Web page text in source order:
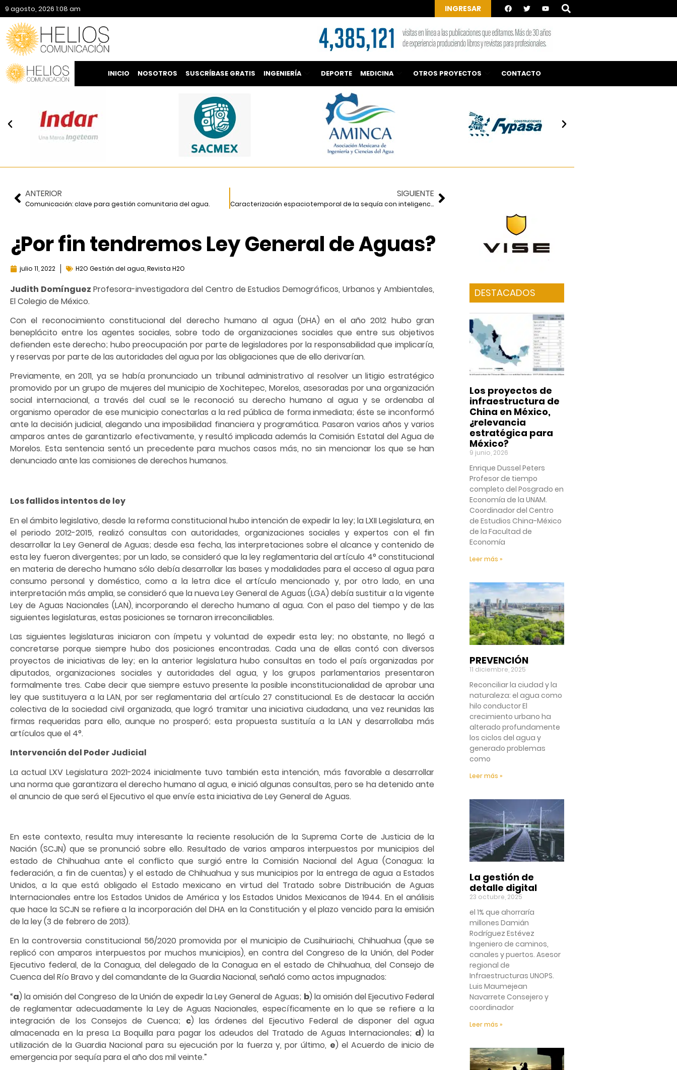
9 agosto, 2026 1:08 am INGRESAR
INICIO NOSOTROS SUSCRÍBASE GRATIS INGENIERÍA DEPORTE MEDICINA OTROS PROYECTOS CONTACTO
ANTERIOR
Comunicación: clave para gestión comunitaria del agua.
SIGUIENTE
Caracterización espaciotemporal de la sequía con inteligencia artificial.
¿Por fin tendremos Ley General de Aguas?
julio 11, 2022 H2O Gestión del agua Revista H2O
Judith Domínguez Profesora-investigadora del Centro de Estudios Demográficos, Urbanos y Ambientales,
El Colegio de México.
Con el reconocimiento constitucional del derecho humano al agua (DHA) en el año 2012 hubo gran
beneplácito entre los agentes sociales, sobre todo de organizaciones sociales que entre sus objetivos
defienden este derecho; hubo preocupación por parte de legisladores por la responsabilidad que implicaría,
y reservas por parte de las autoridades del agua por las obligaciones que de ello derivarían.
Previamente, en 2011, ya se había pronunciado un tribunal administrativo al resolver un litigio estratégico
promovido por un grupo de mujeres del municipio de Xochitepec, Morelos, asesoradas por una organización
social internacional, a través del cual se le reconoció su derecho humano al agua y se ordenaba al
organismo operador de ese municipio conectarlas a la red pública de forma inmediata; éste se inconformó
ante la decisión judicial, alegando una imposibilidad financiera y programática. Pasaron varios años y varios
amparos antes de garantizarlo efectivamente, y resultó implicada además la Comisión Estatal del Agua de
Morelos. Esta sentencia sentó un precedente para muchos casos más, no sin mencionar los que se han
denunciado ante las comisiones de derechos humanos.
Los fallidos intentos de ley
En el ámbito legislativo, desde la reforma constitucional hubo intención de expedir la ley; la LXII Legislatura, en
el periodo 2012-2015, realizó consultas con autoridades, organizaciones sociales y expertos con el fin
desarrollar la Ley General de Aguas; desde esa fecha, las interpretaciones sobre el alcance y contenido de
esta ley fueron divergentes; por un lado, se consideró que la ley reglamentaria del artículo 4° constitucional
en materia de derecho humano sólo debía desarrollar las bases y modalidades para el acceso al agua para
consumo personal y doméstico, como a la letra dice el artículo mencionado y, por otro lado, en una
interpretación más amplia, se consideró que la nueva Ley General de Aguas (LGA) debía sustituir a la vigente
Ley de Aguas Nacionales (LAN), incorporando el derecho humano al agua. Con el paso del tiempo y de las
siguientes legislaturas, estas posiciones se tornaron irreconciliables.
Las siguientes legislaturas iniciaron con ímpetu y voluntad de expedir esta ley; no obstante, no llegó a
concretarse porque siempre hubo dos posiciones encontradas. Cada una de ellas contó con diversos
proyectos de iniciativas de ley; en la anterior legislatura hubo consultas en todo el país organizadas por
diputados, organizaciones sociales y autoridades del agua, y los grupos parlamentarios presentaron
formalmente tres. Cabe decir que siempre estuvo presente la posible inconstitucionalidad de aprobar una
ley que sustituyera a la LAN, por ser reglamentaria del artículo 27 constitucional. Es de destacar la acción
colectiva de la sociedad civil organizada, que logró tramitar una iniciativa ciudadana, una vez reunidas las
firmas requeridas para ello, aunque no prosperó; esta propuesta sustituía a la LAN y desarrollaba más
artículos que el 4°.
Intervención del Poder Judicial
La actual LXV Legislatura 2021-2024 inicialmente tuvo también esta intención, más favorable a desarrollar
una norma que garantizara el derecho humano al agua, e inició algunas consultas, pero se ha detenido ante
el anuncio de que será el Ejecutivo el que envíe esta iniciativa de Ley General de Aguas.
En este contexto, resulta muy interesante la reciente resolución de la Suprema Corte de Justicia de la
Nación (SCJN) que se pronunció sobre ello. Resultado de varios amparos interpuestos por municipios del
estado de Chihuahua ante el conflicto que surgió entre la Comisión Nacional del Agua (Conagua: la
federación, a fin de cuentas) y el estado de Chihuahua y sus municipios por la entrega de agua a Estados
Unidos, a la que está obligado el Estado mexicano en virtud del Tratado sobre Distribución de Aguas
Internacionales entre los Estados Unidos de América y los Estados Unidos Mexicanos de 1944. En el análisis
que hace la SCJN se refiere a la incorporación del DHA en la Constitución y el plazo vencido para la emisión
de la ley (3 de febrero de 2013).
En la controversia constitucional 56/2020 promovida por el municipio de Cusihuiriachi, Chihuahua (que se
replicó con amparos interpuestos por muchos municipios), en contra del Congreso de la Unión, del Poder
Ejecutivo federal, de la Conagua, del delegado de la Conagua en el estado de Chihuahua, del Consejo de
Cuenca del Río Bravo y del comandante de la Guardia Nacional, señaló como actos impugnados:
“a) la omisión del Congreso de la Unión de expedir la Ley General de Aguas; b) la omisión del Ejecutivo Federal
de reglamentar adecuadamente la Ley de Aguas Nacionales, específicamente en lo que se refiere a la
integración de los Consejos de Cuenca; c) las órdenes del Ejecutivo Federal de disponer del agua
almacenada en la presa La Boquilla para pagar los adeudos del Tratado de Aguas Internacionales; d) la
utilización de la Guardia Nacional para su ejecución por la fuerza y, por último, e) el Acuerdo de inicio de
emergencia por sequía para el año dos mil veinte.”
DESTACADOS
Los proyectos de
infraestructura de
China en México,
¿relevancia
estratégica para
México?
9 junio, 2026
Enrique Dussel Peters
Profesor de tiempo
completo del Posgrado en
Economía de la UNAM.
Coordinador del Centro
de Estudios China-México
de la Facultad de
Economía
Leer más »
PREVENCIÓN
11 diciembre, 2025
Reconciliar la ciudad y la
naturaleza: el agua como
hilo conductor El
crecimiento urbano ha
alterado profundamente
los ciclos del agua y
generado problemas
como
Leer más »
La gestión de
detalle digital
23 octubre, 2025
el 1% que ahorraría
millones Damián
Rodríguez Estévez
Ingeniero de caminos,
canales y puertos. Asesor
regional de
Infraestructuras UNOPS.
Luis Maumejean
Navarrete Consejero y
coordinador
Leer más »